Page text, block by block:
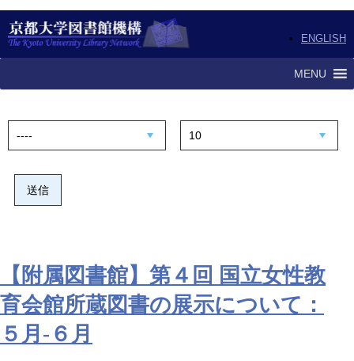
ENGLISH
MENU
【附属図書館】第４回 国立女性教
育会館所蔵図書の展示について：
５月-６月